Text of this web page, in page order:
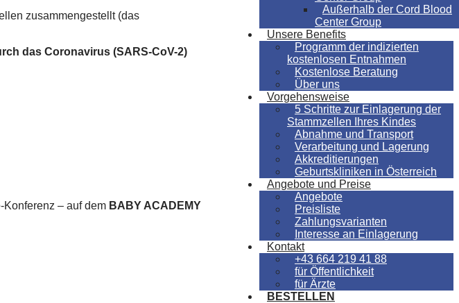
Außerhalb der Cord Blood
Center Group
Unsere Benefits
Programm der indizierten
kostenlosen Entnahmen
Kostenlose Beratung
Über uns
Vorgehensweise
5 Schritte zur Einlagerung der
Stammzellen Ihres Kindes
Abnahme und Transport
Verarbeitung und Lagerung
Akkreditierungen
Geburtskliniken in Österreich
Angebote und Preise
Angebote
Preisliste
Zahlungsvarianten
Interesse an Einlagerung
Kontakt
+43 664 219 41 88
für Öffentlichkeit
für Ärzte
BESTELLEN
zusammengestellt (das
das Coronavirus (SARS-CoV-2)
– auf dem BABY ACADEMY